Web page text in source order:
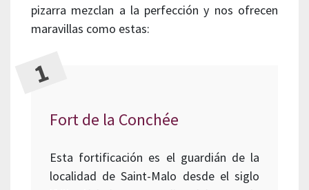
pizarra mezclan a la perfección y nos ofrecen
maravillas como estas:
Fort de la Conchée
Esta fortificación es el guardián de la
localidad de Saint-Malo desde el siglo